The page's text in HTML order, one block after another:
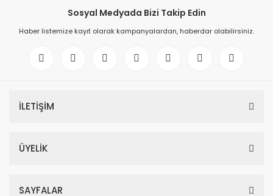
Sosyal Medyada Bizi Takip Edin
Haber listemize kayıt olarak kampanyalardan, haberdar olabilirsiniz.
İLETİŞİM
ÜYELİK
SAYFALAR